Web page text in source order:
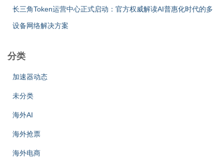
长三角Token运营中心正式启动：官方权威解读AI普惠化时代的多
设备网络解决方案
分类
加速器动态
未分类
海外AI
海外抢票
海外电商